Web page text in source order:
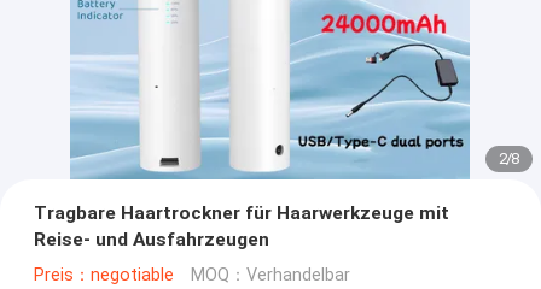
2/8
Tragbare Haartrockner für Haarwerkzeuge mit
Reise- und Ausfahrzeugen
Preis：negotiable MOQ：Verhandelbar